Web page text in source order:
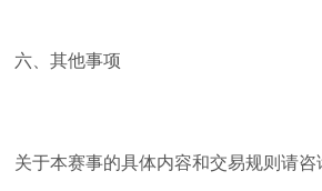
六、其他事项
关于本赛事的具体内容和交易规则请咨